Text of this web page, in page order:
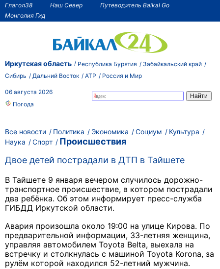
Глагол38 Наш Север
Путеводитель Baikal Go
Монголия Гид
Иркутская область Республика Бурятия
Забайкальский край
Сибирь
Дальний Восток АТР Россия и Мир
06 августа 2026
Погода
Все новости Политика Экономика Социум
Культура
Наука
Спорт
Происшествия
Двое детей пострадали в ДТП в Тайшете
В Тайшете 9 января вечером случилось дорожно-
транспортное происшествие, в котором пострадали
два ребёнка. Об этом информирует пресс-служба
ГИБДД Иркутской области.
Авария произошла около 19:00 на улице Кирова. По
предварительной информации, 33-летняя женщина,
управляя автомобилем Toyota Belta, выехала на
встречку и столкнулась с машиной Toyota Korona, за
рулём которой находился 52-летний мужчина.